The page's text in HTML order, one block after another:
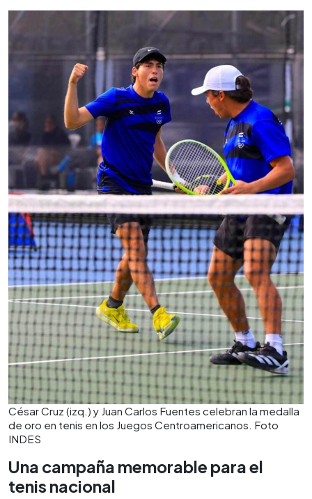
César Cruz (izq.) y Juan Carlos Fuentes celebran la medalla
de oro en tenis en los Juegos Centroamericanos. Foto
INDES
Una campaña memorable para el
tenis nacional